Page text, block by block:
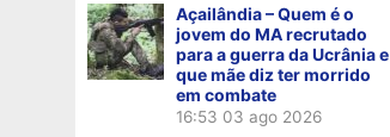
Açailândia – Quem é o
jovem do MA recrutado
para a guerra da Ucrânia e
que mãe diz ter morrido
em combate
16:53 03 ago 2026